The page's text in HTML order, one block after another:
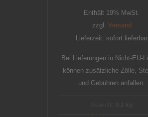
Enthält 19% MwSt.
zzgl. Versand
Lieferzeit: sofort lieferbar
Bei Lieferungen in Nicht-EU-
können zusätzliche Zölle,
und Gebühren anfallen.